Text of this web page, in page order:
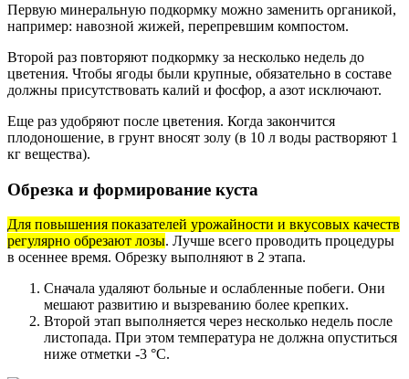
Первую минеральную подкормку можно заменить органикой,
например: навозной жижей, перепревшим компостом.
Второй раз повторяют подкормку за несколько недель до
цветения. Чтобы ягоды были крупные, обязательно в составе
должны присутствовать калий и фосфор, а азот исключают.
Еще раз удобряют после цветения. Когда закончится
плодоношение, в грунт вносят золу (в 10 л воды растворяют 1
кг вещества).
Обрезка и формирование куста
Для повышения показателей урожайности и вкусовых качеств
регулярно обрезают лозы. Лучше всего проводить процедуры
в осеннее время. Обрезку выполняют в 2 этапа.
Сначала удаляют больные и ослабленные побеги. Они
мешают развитию и вызреванию более крепких.
Второй этап выполняется через несколько недель после
листопада. При этом температура не должна опуститься
ниже отметки -3 °С.